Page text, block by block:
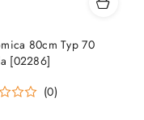
80cm Typ 70
[02286]
(0)